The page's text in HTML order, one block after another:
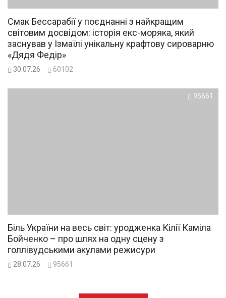
Смак Бессарабії у поєднанні з найкращим
світовим досвідом: історія екс-моряка, який
заснував у Ізмаїлі унікальну крафтову сироварню
«Дядя Федір»
30.07.26 60102
95661
Біль України на весь світ: уродженка Кілії Каміла
Бойченко – про шлях на одну сцену з
голлівудськими акулами режисури
28.07.26 95661